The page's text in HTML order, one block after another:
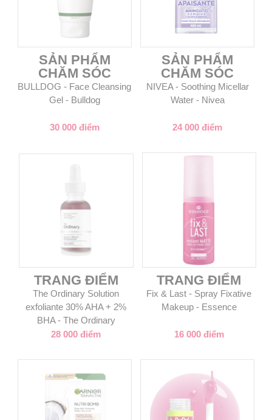
SẢN PHẨM
CHĂM SÓC
BULLDOG - Face Cleansing
Gel - Bulldog
30 000 điểm
SẢN PHẨM
CHĂM SÓC
NIVEA - Soothing Micellar
Water - Nivea
24 000 điểm
TRANG ĐIỂM
The Ordinary Solution
exfoliante 30% AHA + 2%
BHA - The Ordinary
28 000 điểm
TRANG ĐIỂM
Fix & Last - Spray Fixative
Makeup - Essence
16 000 điểm